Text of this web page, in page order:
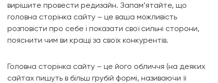
вирішите провести редизайн. Запам’ятайте, що
головна сторінка сайту – це ваша можливість
розповісти про себе і показати свої сильні сторони,
пояснити чим ви кращі за своїх конкурентів.
Головна сторінка сайту – це його обличчя (на деяких
сайтах пишуть в більш грубій формі, називаючи її